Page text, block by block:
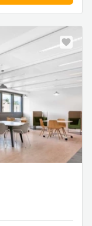
Centre, 6.